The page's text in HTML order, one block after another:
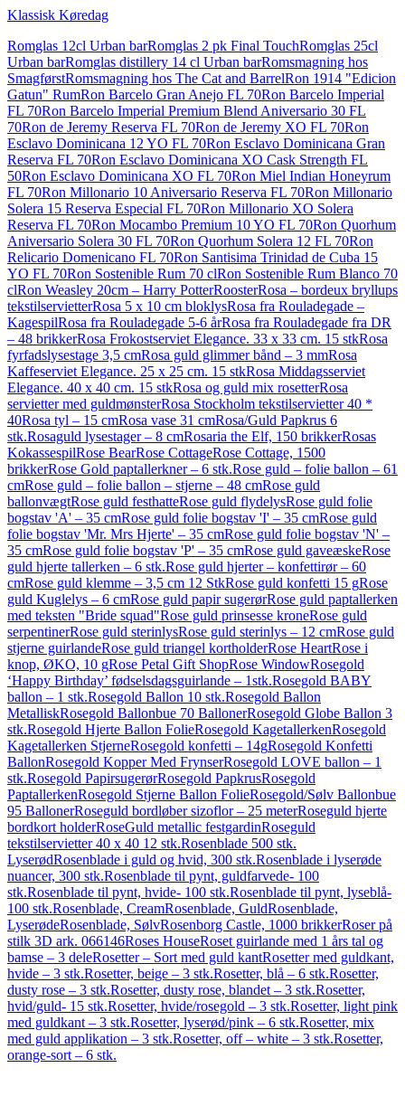
Klassisk Køredag
Romglas 12cl Urban barRomglas 2 pk Final TouchRomglas 25cl
Urban barRomglas distillery 14 cl Urban barRomsmagning hos
SmagførstRomsmagning hos The Cat and BarrelRon 1914 "Edicion
Gatun" RumRon Barcelo Gran Anejo FL 70Ron Barcelo Imperial
FL 70Ron Barcelo Imperial Premium Blend Aniversario 30 FL
70Ron de Jeremy Reserva FL 70Ron de Jeremy XO FL 70Ron
Esclavo Dominicana 12 YO FL 70Ron Esclavo Dominicana Gran
Reserva FL 70Ron Esclavo Dominicana XO Cask Strength FL
50Ron Esclavo Dominicana XO FL 70Ron Miel Indian Honeyrum
FL 70Ron Millonario 10 Aniversario Reserva FL 70Ron Millonario
Solera 15 Reserva Especial FL 70Ron Millonario XO Solera
Reserva FL 70Ron Mocambo Premium 10 YO FL 70Ron Quorhum
Aniversario Solera 30 FL 70Ron Quorhum Solera 12 FL 70Ron
Relicario Domenicano FL 70Ron Santisima Trinidad de Cuba 15
YO FL 70Ron Sostenible Rum 70 clRon Sostenible Rum Blanco 70
clRon Weasley 20cm – Harry PotterRoosterRosa – bordeux bryllups
tekstilservietterRosa 5 x 10 cm bloklysRosa fra Rouladegade –
KagespilRosa fra Rouladegade 5-6 årRosa fra Rouladegade fra DR
– 48 brikkerRosa Frokostserviet Elegance. 33 x 33 cm. 15 stkRosa
fyrfadslysestage 3,5 cmRosa guld glimmer bånd – 3 mmRosa
Kaffeserviet Elegance. 25 x 25 cm. 15 stkRosa Middagsserviet
Elegance. 40 x 40 cm. 15 stkRosa og guld mix rosetterRosa
servietter med guldmønsterRosa Stockholm tekstilservietter 40 *
40Rosa tyl – 15 cmRosa vase 31 cmRosa/Guld Papkrus 6
stk.Rosaguld lysestager – 8 cmRosaria the Elf, 150 brikkerRosas
KokassespilRose BearRose CottageRose Cottage, 1500
brikkerRose Gold paptallerkner – 6 stk.Rose guld – folie ballon – 61
cmRose guld – folie ballon – stjerne – 48 cmRose guld
ballonvægtRose guld festhatteRose guld flydelysRose guld folie
bogstav 'A' – 35 cmRose guld folie bogstav 'I' – 35 cmRose guld
folie bogstav 'Mr. Mrs Hjerte' – 35 cmRose guld folie bogstav 'N' –
35 cmRose guld folie bogstav 'P' – 35 cmRose guld gaveæskeRose
guld hjerte tallerken – 6 stk.Rose guld hjerter – konfettirør – 60
cmRose guld klemme – 3,5 cm 12 StkRose guld konfetti 15 gRose
guld Kuglelys – 6 cmRose guld papir sugerørRose guld paptallerken
med teksten "Bride squad"Rose guld prinsesse kroneRose guld
serpentinerRose guld sterinlysRose guld sterinlys – 12 cmRose guld
stjerne guirlandeRose guld triangel kortholderRose HeartRose i
knop, ØKO, 10 gRose Petal Gift ShopRose WindowRosegold
‘Happy Birthday’ fødselsdagsguirlande – 1stk.Rosegold BABY
ballon – 1 stk.Rosegold Ballon 10 stk.Rosegold Ballon
MetalliskRosegold Ballonbue 70 BallonerRosegold Globe Ballon 3
stk.Rosegold Hjerte Ballon FolieRosegold KagetallerkenRosegold
Kagetallerken StjerneRosegold konfetti – 14gRosegold Konfetti
BallonRosegold Kopper Med FrynserRosegold LOVE ballon – 1
stk.Rosegold PapirsugerørRosegold PapkrusRosegold
PaptallerkenRosegold Stjerne Ballon FolieRosegold/Sølv Ballonbue
95 BallonerRoseguld bordløber sizoflor – 25 meterRoseguld hjerte
bordkort holderRoseGuld metallic festgardinRoseguld
tekstilservietter 40 x 40 12 stk.Rosenblade 500 stk.
LyserødRosenblade i guld og hvid, 300 stk.Rosenblade i lyserøde
nuancer, 300 stk.Rosenblade til pynt, guldfarvede- 100
stk.Rosenblade til pynt, hvide- 100 stk.Rosenblade til pynt, lyseblå-
100 stk.Rosenblade, CreamRosenblade, GuldRosenblade,
LyserødeRosenblade, SølvRosenborg Castle, 1000 brikkerRoser på
stilk 3D ark. 066146Roses HouseRoset guirlande med 1 års tal og
bamse – 3 deleRosetter – Sort med guld kantRosetter med guldkant,
hvide – 3 stk.Rosetter, beige – 3 stk.Rosetter, blå – 6 stk.Rosetter,
dusty rose – 3 stk.Rosetter, dusty rose, blandet – 3 stk.Rosetter,
hvid/guld- 15 stk.Rosetter, hvide/rosegold – 3 stk.Rosetter, light pink
med guldkant – 3 stk.Rosetter, lyserød/pink – 6 stk.Rosetter, mix
med guld applikation – 3 stk.Rosetter, off – white – 3 stk.Rosetter,
orange-sort – 6 stk.